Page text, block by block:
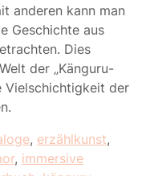
anderen kann man
Geschichte aus
Dies
der „Känguru-
Vielschichtigkeit der
, erzählkunst,
, immersive